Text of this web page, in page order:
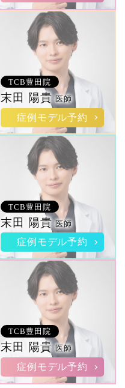
TCB豊田院
末田 陽貴医師
症例モデル予約
TCB豊田院
末田 陽貴医師
症例モデル予約
TCB豊田院
末田 陽貴医師
症例モデル予約